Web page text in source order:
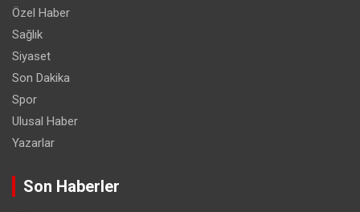
Özel Haber
Sağlık
Siyaset
Son Dakika
Spor
Ulusal Haber
Yazarlar
Son Haberler